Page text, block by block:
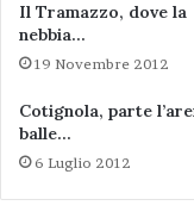
Il Tramazzo, dove la
nebbia…
19 Novembre 2012
Cotignola, parte
balle…
6 Luglio 2012